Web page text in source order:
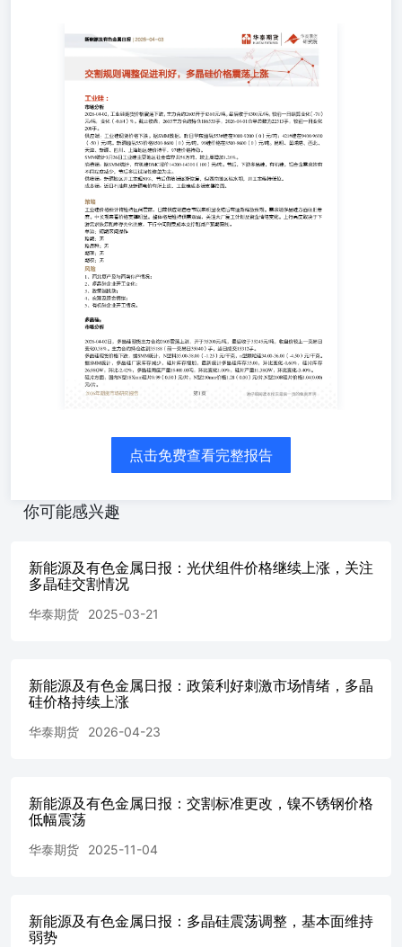
工业硅： 市场分析 2026-04-02，工业硅期货价格震荡下跌，
8300元/吨，较前一日结算变化（-70）元/吨，变化（-0.84）
186533手，2026-04-01仓单总数为22513手，较前一日变化
据SMM数据，昨日华东通氧553#硅在9000-9200（0）元/吨
通氧553价格8500-8600（0）元/吨，99硅价格在8500-8600
津、新疆、四川、上海地区硅价持平，97硅价格持稳。
共56万吨，较上周增加1.26%。 消费端：据SMM统计，有机
节后，下游多晶硅，有机硅，铝合金需求均有不同程度减少
新疆地区开工率超50%，节后供给端逐渐恢复，但西南地区
日石油焦及新疆电价有所上涨，工业硅成本端支撑稳固。
前供应端自春节以来明显收缩后有逐渐释放预期。需求端多
撑明显。整体格局维持供需双弱，关注大厂复工计划及资金
复和库存去化进度，下行空间则受成本支撑和减产预期限制
种：无期现：无期权：无 风险 1、西北复产及与西南停产情
端扰动；4、宏观及资金情绪；5、有机硅企业开工情况。
期货主力合约2605震荡上涨，开于35200元/吨，最后收于
跌，据SMM统计，N型料35.00-38.00（-1.25）元/千克，n型
SMM统计，多晶硅厂家库存减少，硅片库存增加，最新统
片库存26.98GW，环比-2.42%，多晶硅周度产量19400.00吨
PERC210电池片价格0.28(0.00)元/W左右；TopconM10电池
电池片0.37(-0.01)元/w；Topcon210RN电池片0.38(-0.01)元/
元/W，N型182mm主流成交价格0.74-0.76（0.00）元/W，N
元/W。 当日，广期所宣布将多晶硅期货每次最小开仓下单
同时，宣布同意将颗粒硅纳入多晶硅期货交易，填补原本只
格预计将持续弱势震荡。工业硅价格持续弱势，使得多晶硅
面抛压。短期内关注节后供需恢复情况，中长期则需关注银
需求影响。 图表 图1：通氧553#价格走势丨单位：元/
吨
价格走势丨单位：元/
吨
元/
5：有机硅价格丨单位：元/
吨
吨
点击免费查看完整报告
你可能感兴趣
新能源及有色金属日报：光伏组件价格继续上涨，关注
多晶硅交割情况
华泰期货 2025-03-21
新能源及有色金属日报：政策利好刺激市场情绪，多晶
硅价格持续上涨
华泰期货 2026-04-23
新能源及有色金属日报：交割标准更改，镍不锈钢价格
低幅震荡
华泰期货 2025-11-04
新能源及有色金属日报：多晶硅震荡调整，基本面维持
弱势